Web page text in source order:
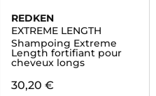
REDKEN
EXTREME LENGTH
Shampoing Extreme
Length fortifiant pour
cheveux longs
30,20 €